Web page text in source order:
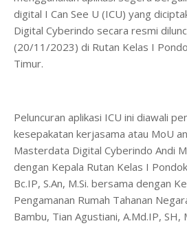
digital I Can See U (ICU) yang
Digital Cyberindo secara resmi
(20/11/2023) di Rutan Kelas I
Timur.
Peluncuran aplikasi ICU ini diawali
kesepakatan kerjasama atau MoU
Masterdata Digital Cyberindo Andi
dengan Kepala Rutan Kelas I
Bc.IP, S.An, M.Si. bersama dengan
Pengamanan Rumah Tahanan
Bambu, Tian Agustiani, A.Md.IP,